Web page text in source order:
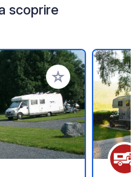
scoprire
Aggiungi ai tuoi